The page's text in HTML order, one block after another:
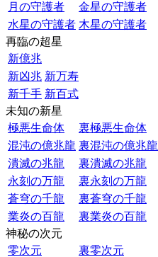
月の守護者
金星の守護者
水星の守護者 木星の守護者
再臨の超星
新億兆
新凶兆 新万寿
新千手 新百式
未知の新星
極悪生命体
裏極悪生命体
混沌の億兆龍 裏混沌の億兆龍
潰滅の兆龍
裏潰滅の兆龍
永刻の万龍
裏永刻の万龍
蒼穹の千龍
裏蒼穹の千龍
業炎の百龍
裏業炎の百龍
神秘の次元
零次元
裏零次元